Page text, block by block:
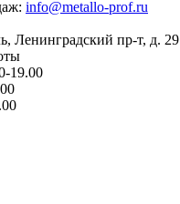
info@metallo-prof.ru
Ленинградский пр-т, д. 29
19.00